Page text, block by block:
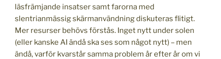
läsfrämjande insatser samt farorna med
slentrianmässig skärmanvändning diskuteras flitigt.
Mer resurser behövs förstås. Inget nytt under solen
(eller kanske AI ändå ska ses som något nytt) – men
ändå, varför kvarstår samma problem år efter år om vi